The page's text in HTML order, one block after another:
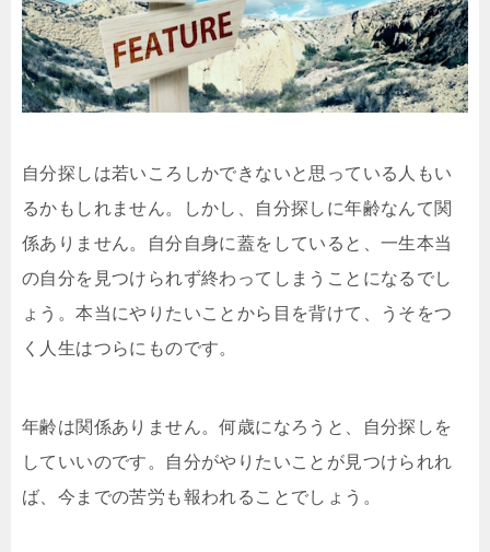
自分探しは若いころしかできないと思っている人もい
るかもしれません。しかし、自分探しに年齢なんて関
係ありません。自分自身に蓋をしていると、一生本当
の自分を見つけられず終わってしまうことになるでし
ょう。本当にやりたいことから目を背けて、うそをつ
く人生はつらにものです。
年齢は関係ありません。何歳になろうと、自分探しを
していいのです。自分がやりたいことが見つけられれ
ば、今までの苦労も報われることでしょう。